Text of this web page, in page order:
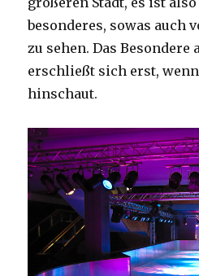
besonderes, sowas auch
zu sehen. Das Besondere
erschließt sich erst,
hinschaut.